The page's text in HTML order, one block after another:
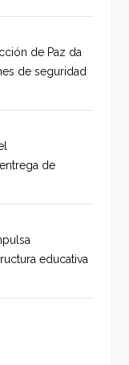
de Paz da
de seguridad
de
educativa